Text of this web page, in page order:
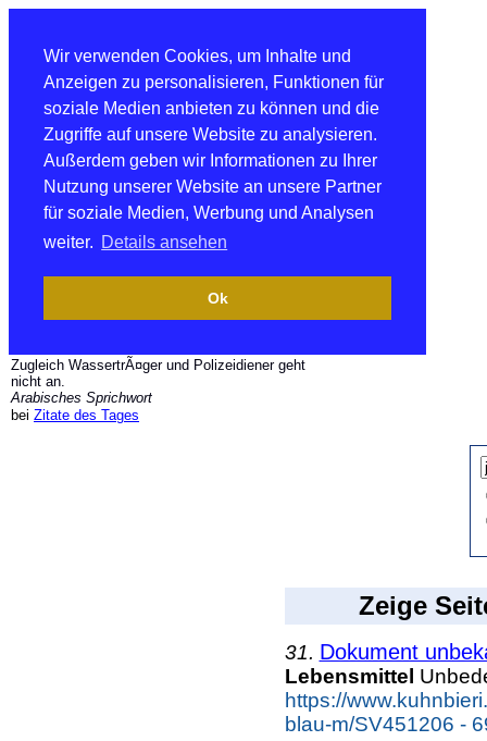
Wir verwenden Cookies, um Inhalte und
Anzeigen zu personalisieren, Funktionen für
soziale Medien anbieten zu können und die
Zugriffe auf unsere Website zu analysieren.
Außerdem geben wir Informationen zu Ihrer
Nutzung unserer Website an unsere Partner
für soziale Medien, Werbung und Analysen
weiter. Details ansehen
Ok
Zugleich WassertrÃ¤ger und Polizeidiener geht
nicht an.
Arabisches Sprichwort
bei Zitate des Tages
Zeige
31. Dokument
Lebensmittel
https://
blau-m/SV451206 -